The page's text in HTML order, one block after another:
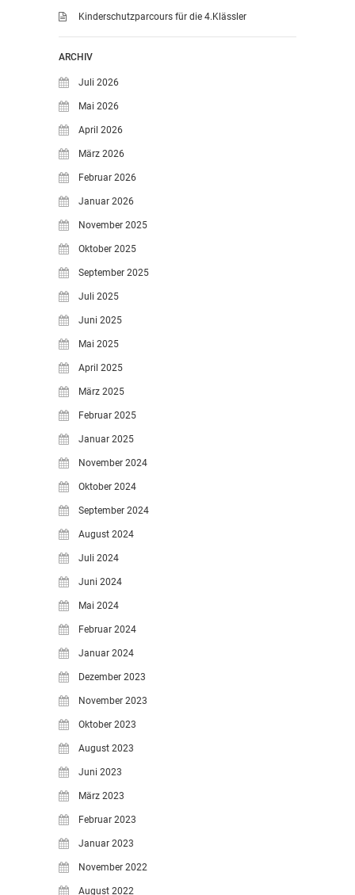
Kinderschutzparcours für die 4.Klässler
ARCHIV
Juli 2026
Mai 2026
April 2026
März 2026
Februar 2026
Januar 2026
November 2025
Oktober 2025
September 2025
Juli 2025
Juni 2025
Mai 2025
April 2025
März 2025
Februar 2025
Januar 2025
November 2024
Oktober 2024
September 2024
August 2024
Juli 2024
Juni 2024
Mai 2024
Februar 2024
Januar 2024
Dezember 2023
November 2023
Oktober 2023
August 2023
Juni 2023
März 2023
Februar 2023
Januar 2023
November 2022
August 2022